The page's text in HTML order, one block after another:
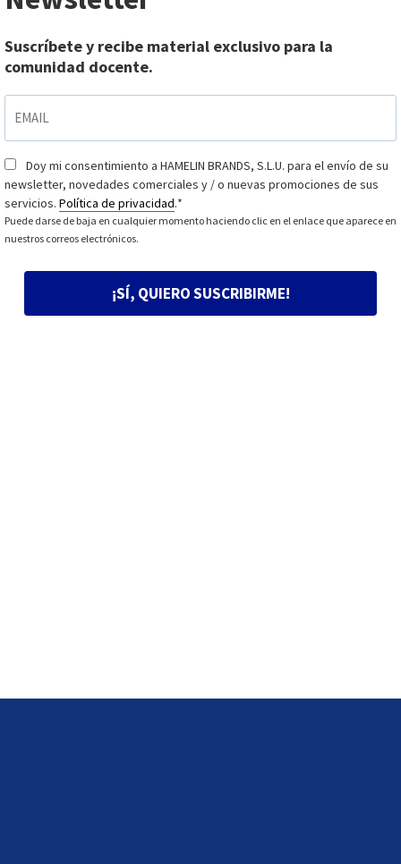
Suscríbete y recibe material exclusivo para la
comunidad docente.
Consentimiento*
Doy mi consentimiento a HAMELIN BRANDS, S.L.U. para el envío de su
newsletter, novedades comerciales y / o nuevas promociones de sus
servicios. Política de privacidad.*
Puede darse de baja en cualquier momento haciendo clic en el enlace que aparece en
nuestros correos electrónicos.